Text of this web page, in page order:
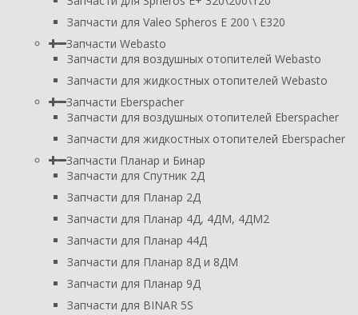
Запчасти для Valeo Spheros E 200 \ E320
Запчасти Webasto
Запчасти для воздушных отопителей Webasto
Запчасти для жидкостных отопителей Webasto
Запчасти Eberspacher
Запчасти для воздушных отопителей Eberspacher
Запчасти для жидкостных отопителей Eberspacher
Запчасти Планар и Бинар
Запчасти для Спутник 2Д
Запчасти для Планар 2Д
Запчасти для Планар 4Д, 4ДМ, 4ДМ2
Запчасти для Планар 44Д
Запчасти для Планар 8Д и 8ДМ
Запчасти для Планар 9Д
Запчасти для BINAR 5S